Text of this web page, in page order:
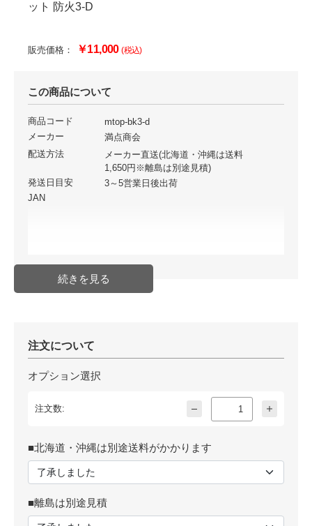
ット 防火3-D
販売価格： ￥11,000(税込)
この商品について
商品コード
mtop-bk3-d
メーカー
満点商会
配送方法
メーカー直送(北海道・沖縄は送料
1,650円※離島は別途見積)
発送日目安
3～5営業日後出荷
JAN
注文について
オプション選択
注文数:
■北海道・沖縄は別途送料がかかります
■離島は別途見積